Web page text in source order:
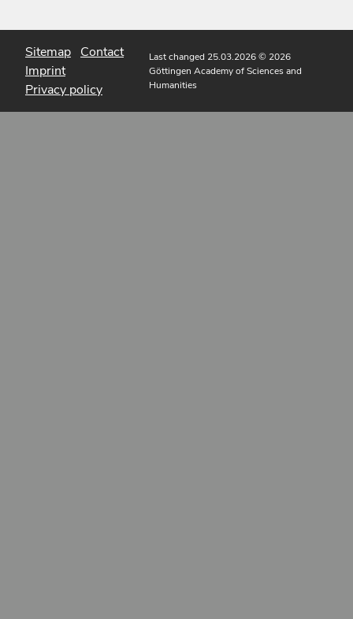
Sitemap Contact
Imprint
Privacy policy
Last changed 25.03.2026© 2026
Göttingen Academy of Sciences and
Humanities